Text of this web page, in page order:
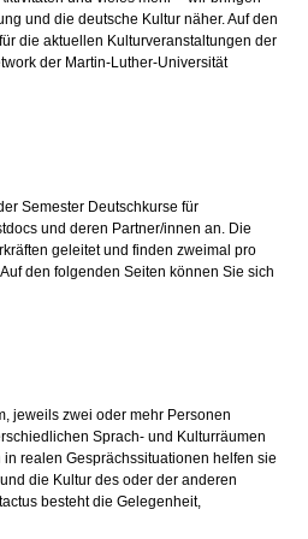
und die deutsche Kultur näher. Auf den
die aktuellen Kulturveranstaltungen der
der Martin-Luther-Universität
Semester Deutschkurse für
und deren Partner/innen an. Die
geleitet und finden zweimal pro
den folgenden Seiten können Sie sich
jeweils zwei oder mehr Personen
Sprach- und Kulturräumen
realen Gesprächssituationen helfen sie
die Kultur des oder der anderen
besteht die Gelegenheit,